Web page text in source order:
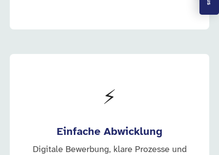
⚡
Einfache Abwicklung
Digitale Bewerbung, klare Prozesse und